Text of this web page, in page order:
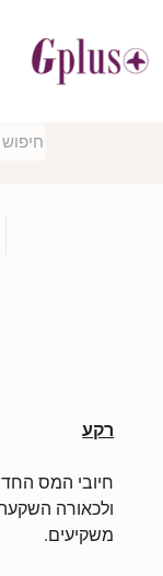
רקע
חיובי המס
ולכאורה
משקיעים.